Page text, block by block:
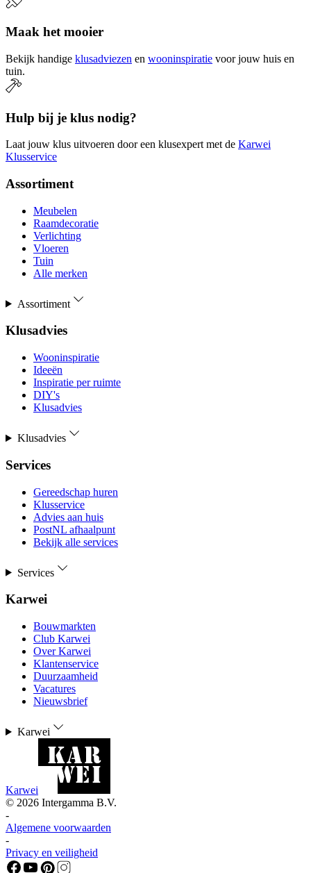
Maak het mooier
Bekijk handige klusadviezen en wooninspiratie voor jouw huis en
tuin.
Hulp bij je klus nodig?
Laat jouw klus uitvoeren door een klusexpert met de Karwei
Klusservice
Assortiment
Meubelen
Raamdecoratie
Verlichting
Vloeren
Tuin
Alle merken
Assortiment
Klusadvies
Wooninspiratie
Ideeën
Inspiratie per ruimte
DIY's
Klusadvies
Klusadvies
Services
Gereedschap huren
Klusservice
Advies aan huis
PostNL afhaalpunt
Bekijk alle services
Services
Karwei
Bouwmarkten
Club Karwei
Over Karwei
Klantenservice
Duurzaamheid
Vacatures
Nieuwsbrief
Karwei
Karwei
© 2026 Intergamma B.V.
-
Algemene voorwaarden
-
Privacy en veiligheid